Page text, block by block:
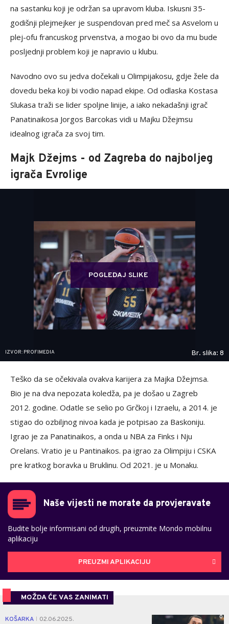
na sastanku koji je održan sa upravom kluba. Iskusni 35-
godišnji plejmejker je suspendovan pred meč sa Asvelom u
plej-ofu francuskog prvenstva, a mogao bi ovo da mu bude
posljednji problem koji je napravio u klubu.
Navodno ovo su jedva dočekali u Olimpijakosu, gdje žele da
dovedu beka koji bi vodio napad ekipe. Od odlaska Kostasa
Slukasa traži se lider spoljne linije, a iako nekadašnji igrač
Panatinaikosa Jorgos Barcokas vidi u Majku Džejmsu
idealnog igrača za svoj tim.
Majk Džejms - od Zagreba do najboljeg
igrača Evrolige
POGLEDAJ SLIKE
IZVOR: PROFIMEDIA Br. slika: 8
Teško da se očekivala ovakva karijera za Majka Džejmsa.
Bio je na dva nepozata koledža, pa je došao u Zagreb
2012. godine. Odatle se selio po Grčkoj i Izraelu, a 2014. je
stigao do ozbiljnog nivoa kada je potpisao za Baskoniju.
Igrao je za Panatinaikos, a onda u NBA za Finks i Nju
Orelans. Vratio je u Pantinaikos. pa igrao za Olimpiju i CSKA
pre kratkog boravka u Bruklinu. Od 2021. je u Monaku.
Naše vijesti ne morate da provjeravate
Budite bolje informisani od drugih, preuzmite Mondo mobilnu
aplikaciju
PREUZMI APLIKACIJU
MOŽDA ĆE VAS ZANIMATI
KOŠARKA 02.06.2025. 0